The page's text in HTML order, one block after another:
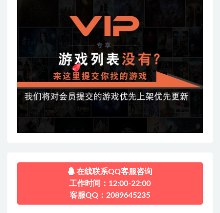
在线联系QQ客服咨询
工作时间：12:00-22:00
客服QQ：2089645235